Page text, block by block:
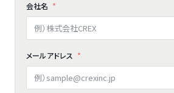
会社名
メールアドレス